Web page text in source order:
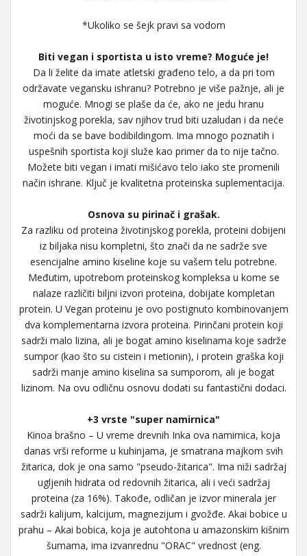
*Ukoliko se šejk pravi sa vodom
Biti vegan i sportista u isto vreme? Moguće je!
Da li želite da imate atletski građeno telo, a da pri tom
održavate vegansku ishranu? Potrebno je više pažnje, ali je
moguće. Mnogi se plaše da će, ako ne jedu hranu
životinjskog porekla, sav njihov trud biti uzaludan i da neće
moći da se bave bodibildingom. Ima mnogo poznatih i
uspešnih sportista koji služe kao primer da to nije tačno.
Možete biti vegan i imati mišićavo telo iako ste promenili
način ishrane. Ključ je kvalitetna proteinska suplementacija.
Osnova su pirinač i grašak.
Za razliku od proteina životinjskog porekla, proteini dobijeni
iz biljaka nisu kompletni, što znači da ne sadrže sve
esencijalne amino kiseline koje su vašem telu potrebne.
Međutim, upotrebom proteinskog kompleksa u kome se
nalaze različiti biljni izvori proteina, dobijate kompletan
protein. U Vegan proteinu je ovo postignuto kombinovanjem
dva komplementarna izvora proteina. Pirinčani protein koji
sadrži malo lizina, ali je bogat amino kiselinama koje sadrže
sumpor (kao što su cistein i metionin), i protein graška koji
sadrži manje amino kiselina sa sumporom, ali je bogat
lizinom. Na ovu odličnu osnovu dodati su fantastični dodaci.
+3 vrste "super namirnica"
Kinoa brašno – U vreme drevnih Inka ova namirnica, koja
danas vrši reforme u kuhinjama, je smatrana majkom svih
žitarica, dok je ona samo "pseudo-žitarica". Ima niži sadržaj
ugljenih hidrata od redovnih žitarica, ali i veći sadržaj
proteina (za 16%). Takođe, odličan je izvor minerala jer
sadrži kalijum, kalcijum, magnezijum i gvožđe. Akai bobice u
prahu – Akai bobica, koja je autohtona u amazonskim kišnim
šumama, ima izvanrednu "ORAC" vrednost (eng.